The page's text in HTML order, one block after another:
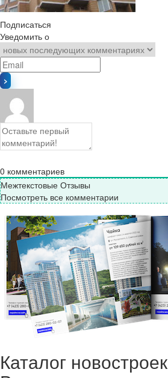
Подписаться
Уведомить о
0 комментариев
Межтекстовые Отзывы
Посмотреть все комментарии
Каталог новостроек